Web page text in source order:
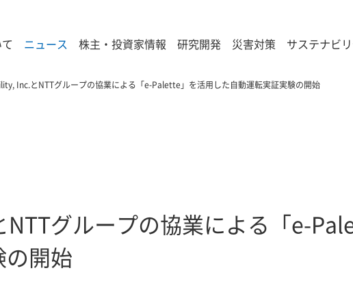
ニュース 株主・投資家情報 研究開発 災害対策 サステナビ
Inc.とNTTグループの協業による「e-Palette」を活用した自動運転実証実験の開始
グループの協業による「e-
開始